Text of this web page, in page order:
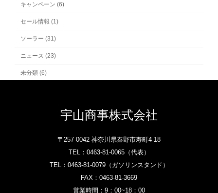
キャンペーン (6)
セール情報 (1)
ソーラー (31)
ニュース (23)
未分類 (6)
宇山商事株式会社
〒257-0042 神奈川県秦野市寿町4-18
TEL： 0463-81-0065‎（代表）
TEL： 0463-81-0079（ガソリンスタンド）‎
FAX：0463-81-3669
営業時間：9：00~18：00